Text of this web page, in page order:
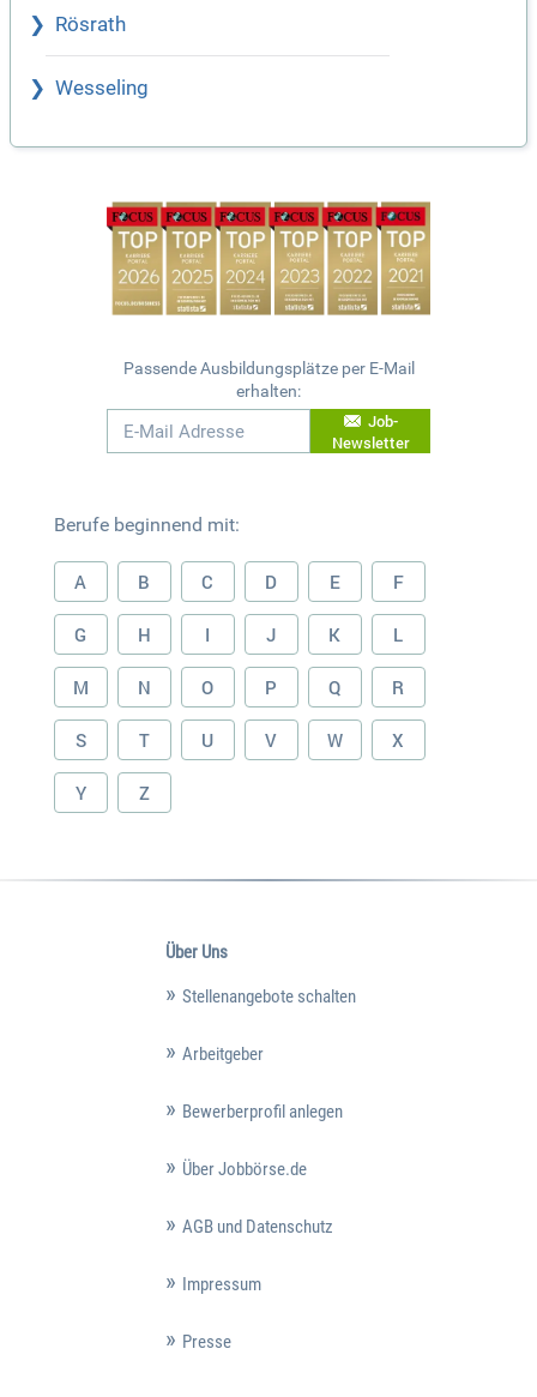
Rösrath
Wesseling
Passende Ausbildungsplätze per E-Mail
erhalten:
Job-
Newsletter
Berufe beginnend mit:
A B C D E F
G H I J K L
M N O P Q R
S T U V W X
Y Z
Über Uns
Stellenangebote schalten
Arbeitgeber
Bewerberprofil anlegen
Über Jobbörse.de
AGB und Datenschutz
Impressum
Presse